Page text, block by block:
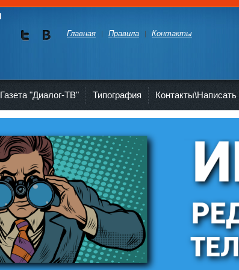
Главная Правила Контакты
Газета "Диалог-ТВ" Типография Контакты\Написать